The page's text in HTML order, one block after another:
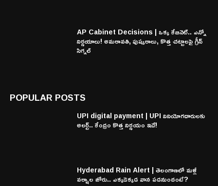
AP Cabinet Decisions | ఒక్క కేబినెట్.. ఎన్నో
నిర్ణయాలు! అమరావతి, పుష్కరాలు, కొత్త చట్టాలపై గ్రీన్
సిగ్నల్
POPULAR POSTS
UPI digital payment | UPI వినియోగదారులకు
అలర్ట్.. కేంద్రం కొత్త నిర్ణయం ఇదే!
Hyderabad Rain Alert | తెలంగాణలో మళ్లీ
వర్షాల జోరు.. ఎక్కడెక్కడ వాన పడనుందంటే?